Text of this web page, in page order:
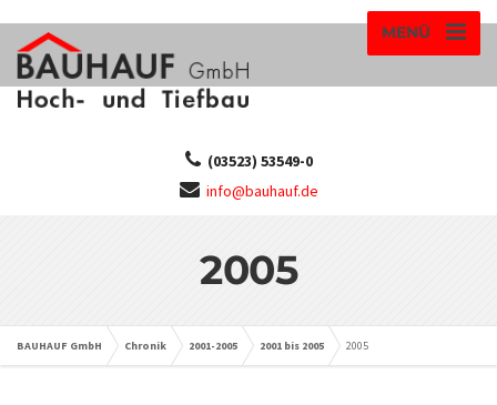
MENÜ
(03523) 53549-0
info@bauhauf.de
2005
BAUHAUF GmbH Chronik 2001-2005 2001 bis 2005 2005